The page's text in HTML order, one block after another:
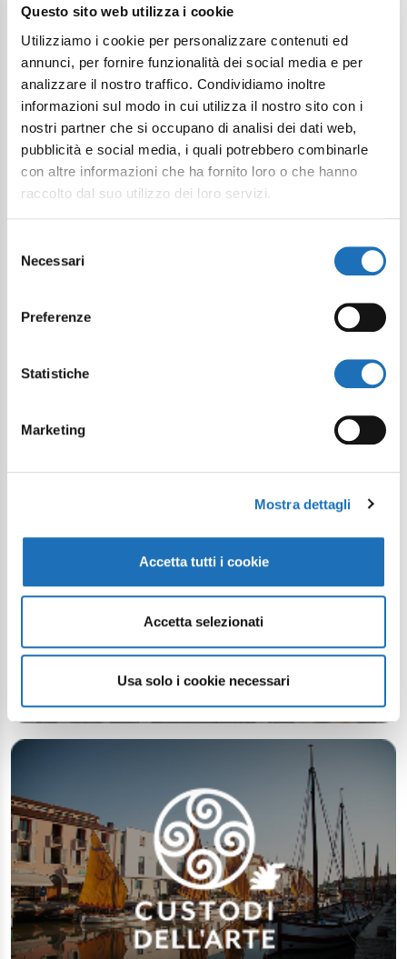
Questo sito web utilizza i cookie
Utilizziamo i cookie per personalizzare contenuti ed
annunci, per fornire funzionalità dei social media e per
analizzare il nostro traffico. Condividiamo inoltre
informazioni sul modo in cui utilizza il nostro sito con i
nostri partner che si occupano di analisi dei dati web,
pubblicità e social media, i quali potrebbero combinarle
con altre informazioni che ha fornito loro o che hanno
raccolto dal suo utilizzo dei loro servizi.
delNecessari
Preferenze
Statistiche
Marketing
Mostra dettagli
Accetta tutti i cookie
Accetta selezionati
Usa solo i cookie necessari